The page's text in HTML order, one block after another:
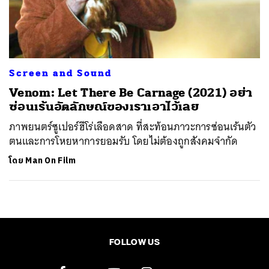
Screen and Sound
Venom: Let There Be Carnage (2021) อย่า
ซ่อนเร้นอัตลักษณ์ของเราเอาไว้เลย
ภาพยนตร์ซูเปอร์ฮีโร่เลือดสาด ที่สะท้อนภาวะการซ่อนเร้นตัว
ตนและการโหยหาการยอมรับ โดยไม่ต้องถูกสังคมจำกัด
โดย Man On Film
FOLLOW US
ค้นหา
SHARE TWEET LINE